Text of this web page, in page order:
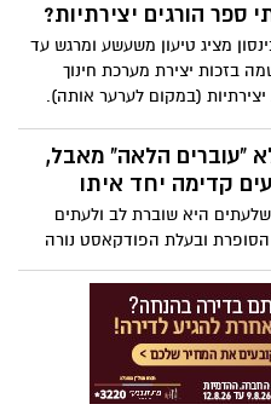
ספר הורגים יצירתיות?
מציג טיעון משעשע ומרגש עד
בזכות יצירת מערכת חינוך
(במקום לערער אותה).
"עוברים הלאה" מאבל,
קדימה יחד איתו
היא שוברת לב ולעתים
ובעלת הפודקאסט נורה
את חכמת החיים שלה. הגישה
למשהו שעתיד, אם נודה בזה,
כונלו, היא משחררת כמו שהיא
באופן מלא השראה היא מעודדת
את איך שאנחנו מתייחסים
אבל הולך לצחוק שוב ולחייך